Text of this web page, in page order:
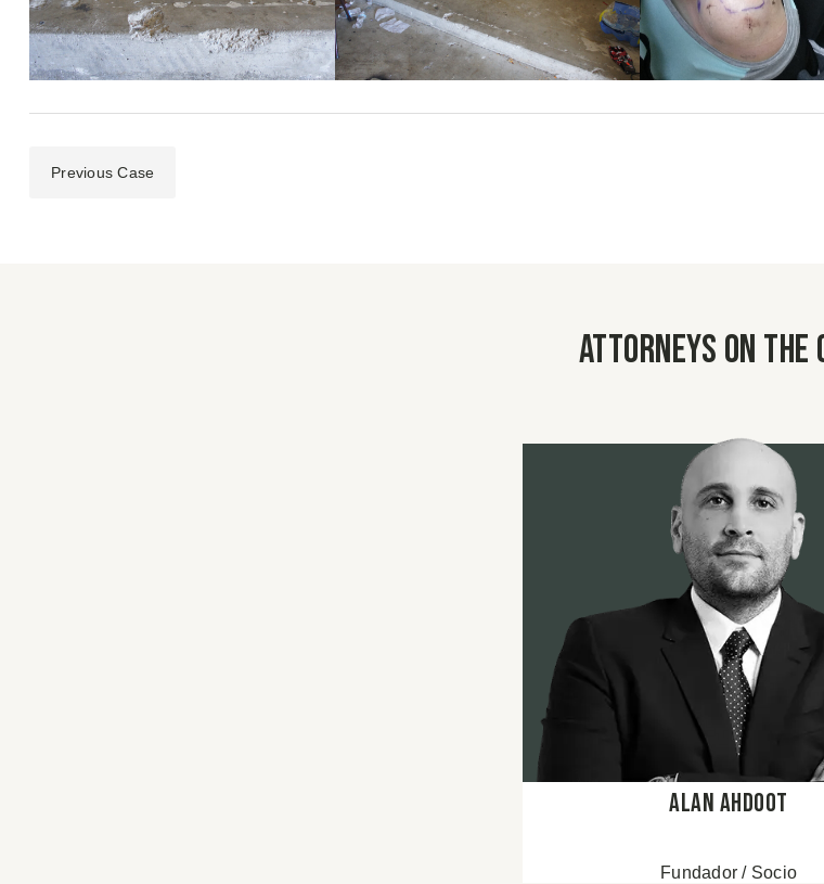
Previous Case
Attorneys on the
Alan Ahdoot
Fundador / Socio